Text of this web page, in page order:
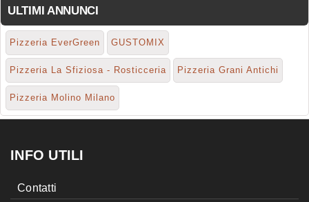
ULTIMI ANNUNCI
Pizzeria EverGreen GUSTOMIX
Pizzeria La Sfiziosa - Rosticceria Pizzeria Grani Antichi
Pizzeria Molino Milano
INFO UTILI
Contatti